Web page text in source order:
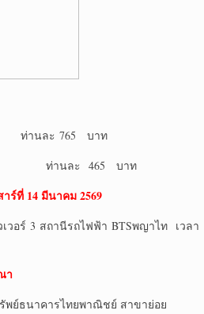
ท่านละ 765 บาท
านละ 465 บาท
าร์ที่ 14 มีนาคม 2569
วอร์ 3 สถานีรถไฟฟ้า BTSพญาไท เวลา
า
ย์ธนาคารไทยพาณิชย์ สาขาย่อย